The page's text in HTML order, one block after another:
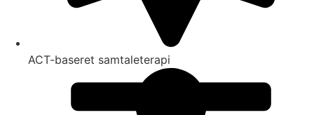
ACT-baseret samtaleterapi